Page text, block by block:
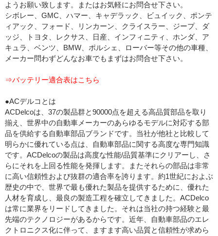
ようお願い致します。またはお気軽にお問合せ下さい。
シボレー、GMC、ハマー、キャデラック、ビュイック、ポンテ
ィアック、フォード、リンカーン、クライスラー、ジープ、ダ
ッジ、トヨタ、レクサス、日産、インフィニティ、ホンダ、ア
キュラ、ベンツ、BMW、ポルシェ、ローバー等その他の車種、
メーカー問わずどんなお車でもまずはお問合せ下さい。
⇒バッテリー適合表はこちら
●ACデルコとは
ACDelcoは、37の製品群と90000点を超える高品質部品を取り
揃え、世界中の自動車メーカーのあらゆるモデルに対応する部
品を供給する自動車部品ブランドです。当社が他社と比較して
明らかに優れている点は、自動車部品に関する高度な専門知識
です。ACDelcoの製品は高度な性能/品質基準にクリアーし、さ
らにそれを上回る性能を発揮します。またそれらの部品は非常
に高い信頼性および抜群の適合率を誇ります。約1世紀におよぶ
歴史の中で、世界で最も優れた製品を提供するために、優れた
人材を育成し、最良の製造工程を確立してきました。ACDelco
は常に業界をリードしてきました。それは当社の持つ経験と最
先端のテクノロジーがあるからです。近年、自動車部品のエレ
クトロニクス化に伴って、ますます高い品質と信頼性が求めら